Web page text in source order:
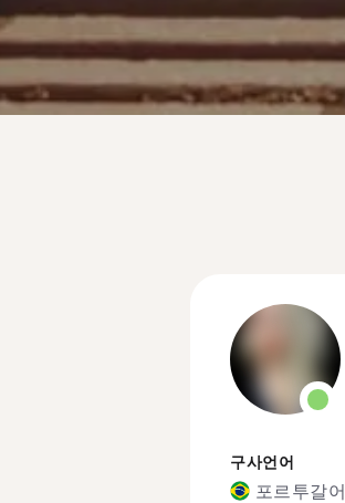
구사언어
포르투갈어